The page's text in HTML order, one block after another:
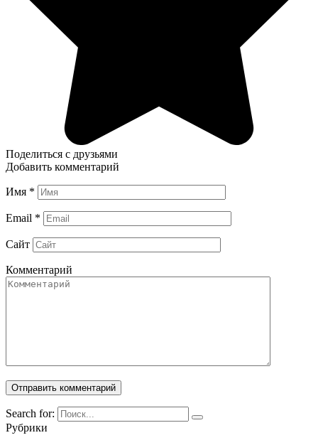
Поделиться с друзьями
Добавить комментарий
Имя *
Email *
Сайт
Комментарий
Search for:
Рубрики